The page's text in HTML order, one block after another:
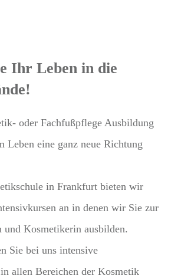
Ihr Leben in die
oder Fachfußpflege Ausbildung
Leben eine ganz neue Richtung
in Frankfurt bieten wir
an in denen wir Sie zur
und Kosmetikerin ausbilden.
Sie bei uns intensive
allen Bereichen der Kosmetik